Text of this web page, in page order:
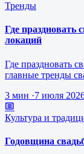
Тренды
Где праздновать
локаций
Где праздновать
главные тренды
3 мин ·7 июля
Культура и
Годовщина